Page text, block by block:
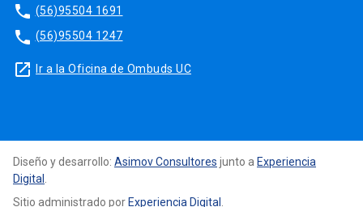
phone (56)95504 1691
phone (56)95504 1247
launch Ir a la Oficina de Ombuds UC
Diseño y desarrollo: Asimov Consultores junto a Experiencia
Digital
Sitio administrado porExperiencia Digital